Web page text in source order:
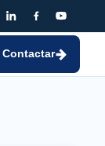
Contactar